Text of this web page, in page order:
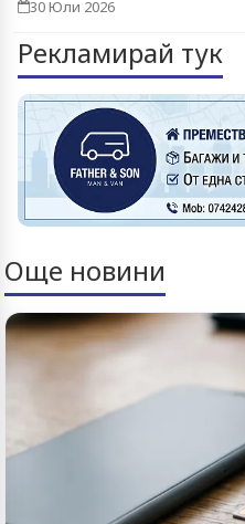
30 Юли 2026
Рекламирай тук
Още новини